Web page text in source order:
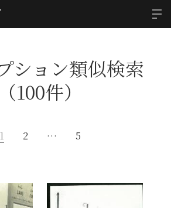
ション類似検索
（100件）
1 2 … 5